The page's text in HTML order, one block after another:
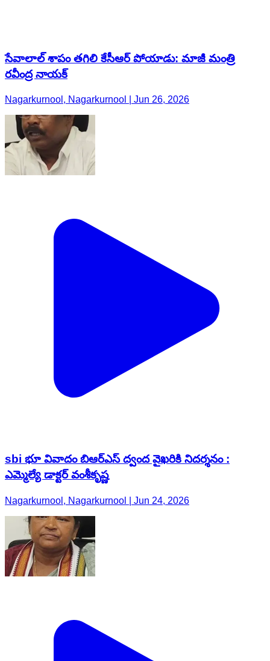
సేవాలాల్ శాపం తగిలి కేసీఆర్ పోయాడు: మాజీ మంత్రి
రవీంద్ర నాయక్
Nagarkurnool, Nagarkurnool | Jun 26, 2026
sbi భూ వివాదం బిఆర్ఎస్ ద్వంద వైఖరికి నిదర్శనం :
ఎమ్మెల్యే డాక్టర్ వంశీకృష్ణ
Nagarkurnool, Nagarkurnool | Jun 24, 2026